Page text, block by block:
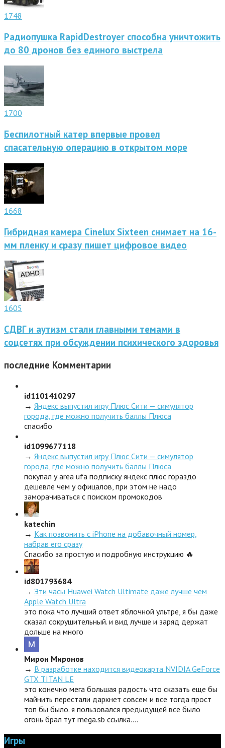
1748
Радиопушка RapidDestroyer способна уничтожить
до 80 дронов без единого выстрела
1700
Беспилотный катер впервые провел
спасательную операцию в открытом море
1668
Гибридная камера Cinelux Sixteen снимает на 16-
мм пленку и сразу пишет цифровое видео
1605
СДВГ и аутизм стали главными темами в
соцсетях при обсуждении психического здоровья
последние Комментарии
id1101410297
→ Яндекс выпустил игру Плюс Сити — симулятор
города, где можно получить баллы Плюса
спасибо
id1099677118
→ Яндекс выпустил игру Плюс Сити — симулятор
города, где можно получить баллы Плюса
покупал у area ufa подписку яндекс плюс гораздо
дешевле чем у офицалов, при этом не надо
заморачиваться с поиском промокодов
katechin
→ Как позвонить с iPhone на добавочный номер,
набрав его сразу
Спасибо за простую и подробную инструкцию 🔥
id801793684
→ Эти часы Huawei Watch Ultimate даже лучше чем
Apple Watch Ultra
это пока что лучший ответ яблочной ультре, я бы даже
сказал сокрушительный. и вид лучше и заряд держат
дольше на много
Мирон Миронов
→ В разработке находится видеокарта NVIDIA GeForce
GTX TITAN LE
это конечно мега большая радость что сказать еще бы
майнить перестали даркнет совсем и все тогда прост
топ бы было. я пользовался предыдущей все было
огонь брал тут rnega.sb ссылка.…
Игры